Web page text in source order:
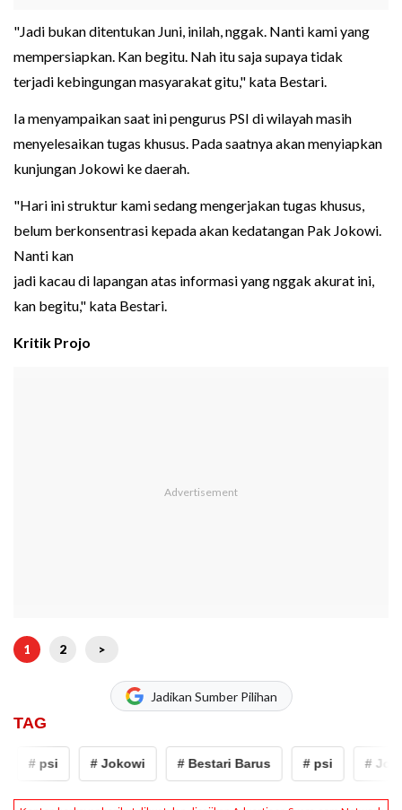
"Jadi bukan ditentukan Juni, inilah, nggak. Nanti kami yang
mempersiapkan. Kan begitu. Nah itu saja supaya tidak
terjadi kebingungan masyarakat gitu," kata Bestari.
Ia menyampaikan saat ini pengurus PSI di wilayah masih
menyelesaikan tugas khusus. Pada saatnya akan menyiapkan
kunjungan Jokowi ke daerah.
"Hari ini struktur kami sedang mengerjakan tugas khusus,
belum berkonsentrasi kepada akan kedatangan Pak Jokowi.
Nanti kan
jadi kacau di lapangan atas informasi yang nggak akurat ini,
kan begitu," kata Bestari.
Kritik Projo
1 2 >
Jadikan Sumber Pilihan
TAG
# psi # Jokowi # Bestari Barus # psi #